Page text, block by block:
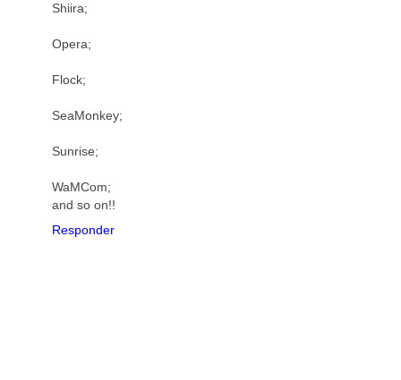
Shiira;
Opera;
Flock;
SeaMonkey;
Sunrise;
WaMCom;
and so on!!
Responder